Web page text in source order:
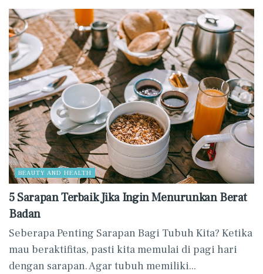
BEAUTY AND HEALTH
5 Sarapan Terbaik Jika Ingin Menurunkan Berat
Badan
Seberapa Penting Sarapan Bagi Tubuh Kita? Ketika
mau beraktifitas, pasti kita memulai di pagi hari
dengan sarapan. Agar tubuh memiliki...